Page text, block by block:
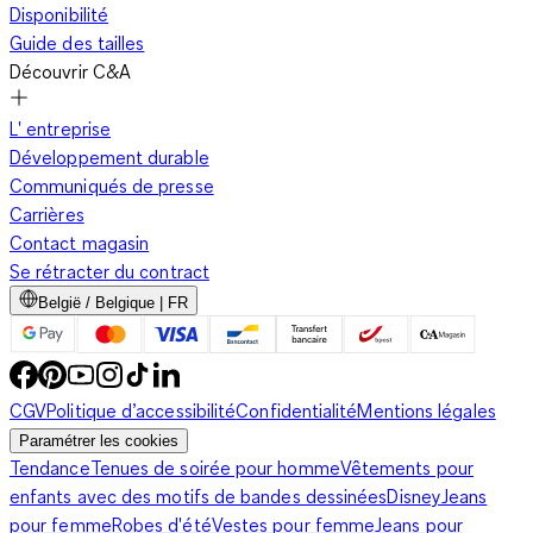
Disponibilité
Guide des tailles
Découvrir C&A
L' entreprise
Développement durable
Communiqués de presse
Carrières
Contact magasin
Se rétracter du contract
België / Belgique | FR
CGVPolitique d’accessibilitéConfidentialitéMentions légales
Paramétrer les cookies
TendanceTenues de soirée pour hommeVêtements pour
enfants avec des motifs de bandes dessinéesDisneyJeans
pour femmeRobes d'étéVestes pour femmeJeans pour